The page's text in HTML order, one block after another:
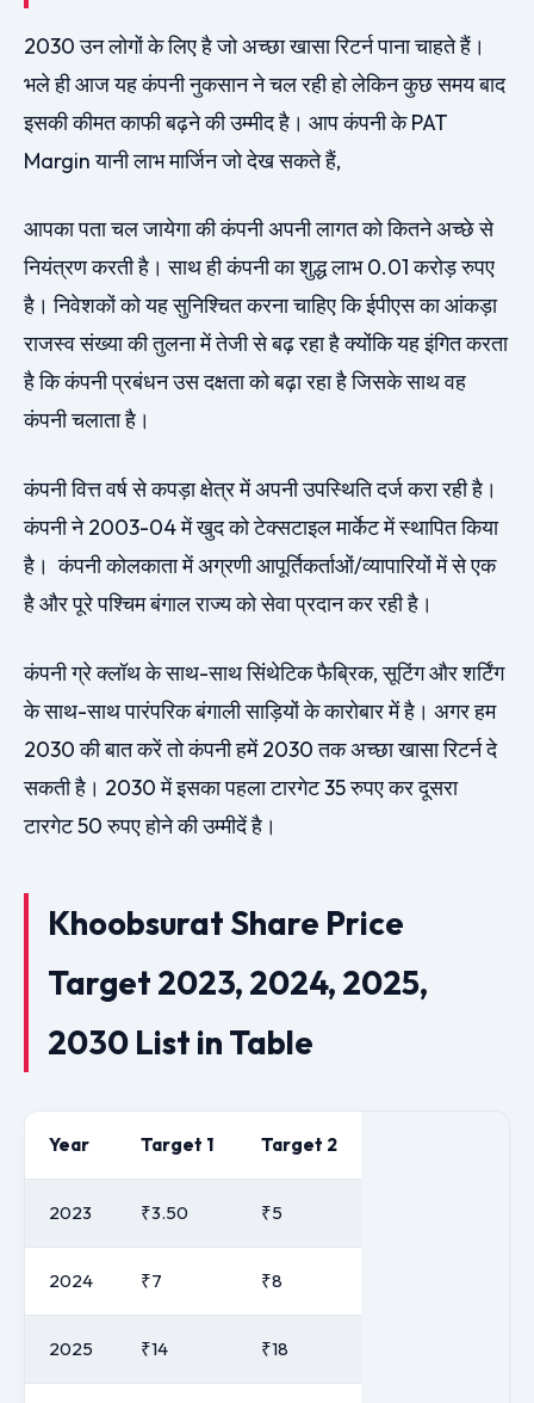
2030 उन लोगों के लिए है जो अच्छा खासा रिटर्न पाना चाहते हैं।
भले ही आज यह कंपनी नुकसान ने चल रही हो लेकिन कुछ समय बाद
इसकी कीमत काफी बढ़ने की उम्मीद है। आप कंपनी के PAT
Margin यानी लाभ मार्जिन जो देख सकते हैं,
आपका पता चल जायेगा की कंपनी अपनी लागत को कितने अच्छे से
नियंत्रण करती है। साथ ही कंपनी का शुद्ध लाभ 0.01 करोड़ रुपए
है। निवेशकों को यह सुनिश्चित करना चाहिए कि ईपीएस का आंकड़ा
राजस्व संख्या की तुलना में तेजी से बढ़ रहा है क्योंकि यह इंगित करता
है कि कंपनी प्रबंधन उस दक्षता को बढ़ा रहा है जिसके साथ वह
कंपनी चलाता है।
कंपनी वित्त वर्ष से कपड़ा क्षेत्र में अपनी उपस्थिति दर्ज करा रही है।
कंपनी ने 2003-04 में खुद को टेक्सटाइल मार्केट में स्थापित किया
है। कंपनी कोलकाता में अग्रणी आपूर्तिकर्ताओं/व्यापारियों में से एक
है और पूरे पश्चिम बंगाल राज्य को सेवा प्रदान कर रही है।
कंपनी ग्रे क्लॉथ के साथ-साथ सिंथेटिक फैब्रिक, सूटिंग और शर्टिंग
के साथ-साथ पारंपरिक बंगाली साड़ियों के कारोबार में है। अगर हम
2030 की बात करें तो कंपनी हमें 2030 तक अच्छा खासा रिटर्न दे
सकती है। 2030 में इसका पहला टारगेट 35 रुपए कर दूसरा
टारगेट 50 रुपए होने की उम्मीदें है।
Khoobsurat Share Price
Target 2023, 2024, 2025,
2030 List in Table
Year Target 1 Target 2
2023 ₹3.50 ₹5
2024 ₹7 ₹8
2025 ₹14 ₹18